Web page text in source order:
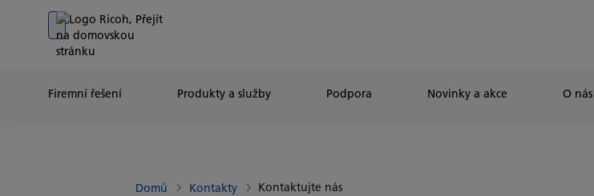
Go to banner
Go to content
Go to footer
Firemní řešení Produkty a služby Podpora Novinky a akce O nás
Domů Kontakty Kontaktujte nás